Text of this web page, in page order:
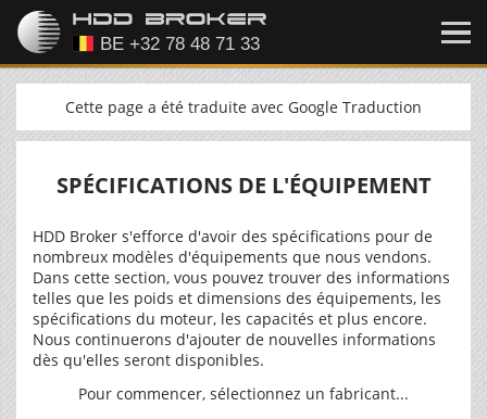
Cette page a été traduite avec Google Traduction
SPÉCIFICATIONS DE L'ÉQUIPEMENT
HDD Broker s'efforce d'avoir des spécifications pour de
nombreux modèles d'équipements que nous vendons.
Dans cette section, vous pouvez trouver des informations
telles que les poids et dimensions des équipements, les
spécifications du moteur, les capacités et plus encore.
Nous continuerons d'ajouter de nouvelles informations
dès qu'elles seront disponibles.
Pour commencer, sélectionnez un fabricant...